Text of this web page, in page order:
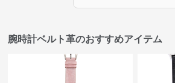
腕時計ベルト革のおすすめアイテム